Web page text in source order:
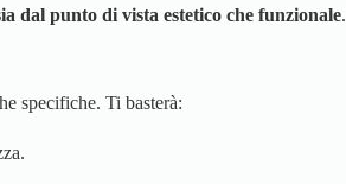
dal punto di vista estetico che funzionale.
specifiche. Ti basterà: